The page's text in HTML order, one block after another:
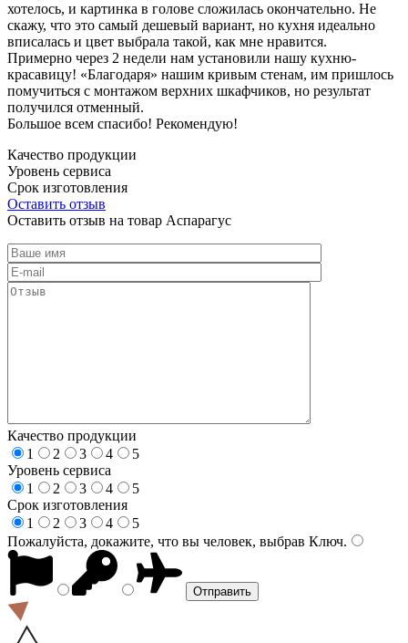
хотелось, и картинка в голове сложилась окончательно. Не
скажу, что это самый дешевый вариант, но кухня идеально
вписалась и цвет выбрала такой, как мне нравится.
Примерно через 2 недели нам установили нашу кухню-
красавицу! «Благодаря» нашим кривым стенам, им пришлось
помучиться с монтажом верхних шкафчиков, но результат
получился отменный.
Большое всем спасибо! Рекомендую!
Качество продукции
Уровень сервиса
Срок изготовления
Оставить отзыв
Оставить отзыв на товар Аспарагус
Качество продукции
1
2 3 4
5
Уровень сервиса
1
2 3 4
5
Срок изготовления
1
2 3 4
5
Пожалуйста, докажите, что вы человек, выбрав Ключ.